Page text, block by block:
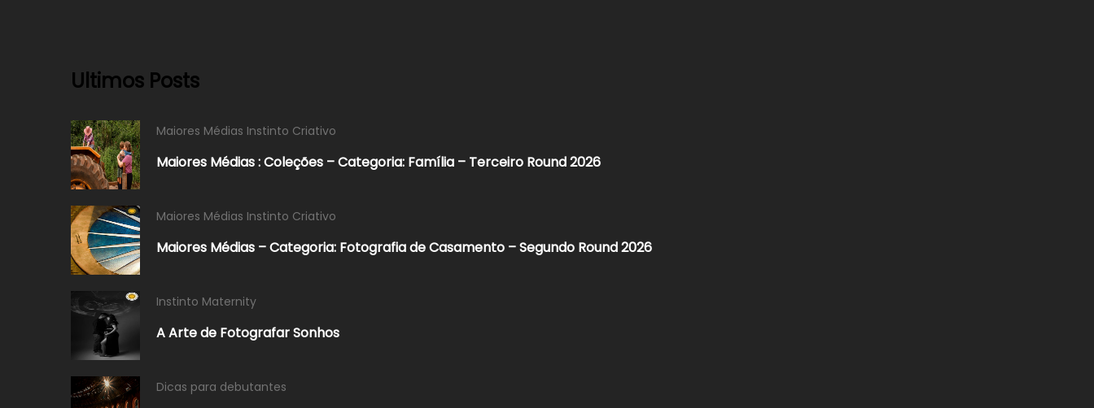
Ultimos Posts
Maiores Médias Instinto Criativo
Maiores Médias : Coleções – Categoria: Família – Terceiro Round 2026
Maiores Médias Instinto Criativo
Maiores Médias – Categoria: Fotografia de Casamento – Segundo Round 2026​
Instinto Maternity
A Arte de Fotografar Sonhos
Dicas para debutantes